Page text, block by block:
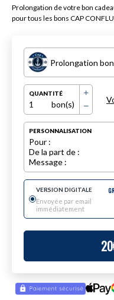
Prolongation de votre bon
pour tous les bons CAP
QUANTITÉ
1 bon(s)
PERSONNALISATION
Pour :
De la part de :
Message :
VERSION DIGITALE
Envoyée par email
immédiatement
20